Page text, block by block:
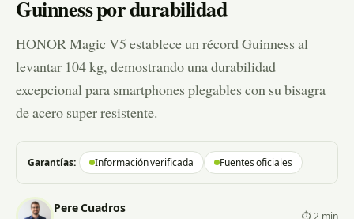
Guinness por durabilidad
HONOR Magic V5 establece un récord Guinness al
levantar 104 kg, demostrando una durabilidad
excepcional para smartphones plegables con su bisagra
de acero super resistente.
Garantías: Información verificada Fuentes oficiales
Pere Cuadros
⏱ 2 min